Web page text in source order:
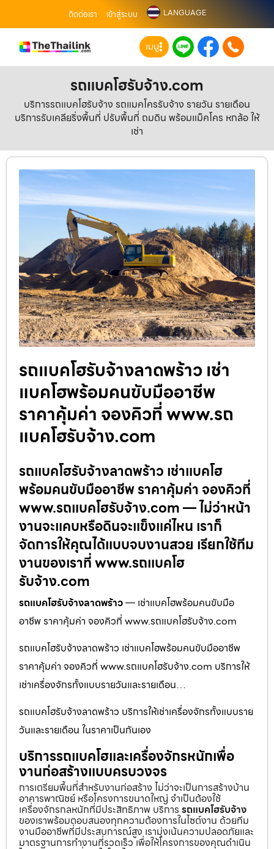
ติดต่อเรา เข้าสู่ระบบ LANGUAGE
เมนู
รถแบคโฮรับจ้าง.com
บริการรถแบคโฮรับจ้าง รถแมคโครรับจ้าง รายวัน รายเดือน
บริการรับเคลียริ่งพื้นที่ ปรับพื้นที่ ถมดิน พร้อมแม็คโคร หกล้อ ให้
เช่า
รถแบคโฮรับจ้างลาดพร้าว เช่า
แบคโฮพร้อมคนขับมืออาชีพ
ราคาคุ้มค่า จองคิวที่ www.รถ
แบคโฮรับจ้าง.com
รถแบคโฮรับจ้างลาดพร้าว เช่าแบคโฮ
พร้อมคนขับมืออาชีพ ราคาคุ้มค่า จองคิวที่
www.รถแบคโฮรับจ้าง.com — ไม่ว่าหน้า
งานจะแคบหรือดินจะแข็งแค่ไหน เราก็
จัดการให้คุณได้แบบจบงานสวย เรียกใช้ทีม
งานของเราที่ www.รถแบคโฮ
รับจ้าง.com
รถแบคโฮรับจ้างลาดพร้าว— เช่าแบคโฮพร้อมคนขับมือ
อาชีพ ราคาคุ้มค่า จองคิวที่ www.รถแบคโฮรับจ้าง.com
รถแบคโฮรับจ้างลาดพร้าว เช่าแบคโฮพร้อมคนขับมืออาชีพ
ราคาคุ้มค่า จองคิวที่ www.รถแบคโฮรับจ้าง.com บริการให้
เช่าเครื่องจักรทั้งแบบรายวันและรายเดือน…
รถแบคโฮรับจ้างลาดพร้าว บริการให้เช่าเครื่องจักรทั้งแบบราย
วันและรายเดือน ในราคาเป็นกันเอง
บริการรถแบคโฮและเครื่องจักรหนักเพื่อ
งานก่อสร้างแบบครบวงจร
การเตรียมพื้นที่สำหรับงานก่อสร้าง ไม่ว่าจะเป็นการสร้างบ้าน
อาคารพาณิชย์ หรือโครงการขนาดใหญ่ จำเป็นต้องใช้
เครื่องจักรกลหนักที่มีประสิทธิภาพ บริการ รถแบคโฮรับจ้าง
ของเราพร้อมตอบสนองทุกความต้องการในไซต์งาน ด้วยทีม
งานมืออาชีพที่มีประสบการณ์สูง เรามุ่งเน้นความปลอดภัยและ
มาตรฐานการทำงานที่รวดเร็ว เพื่อให้โครงการของคุณดำเนิน